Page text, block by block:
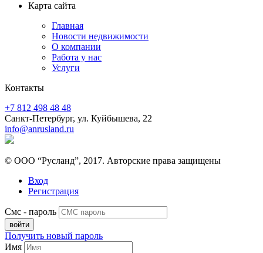
Карта сайта
Главная
Новости недвижимости
О компании
Работа у нас
Услуги
Контакты
+7 812 498 48 48
Санкт-Петербург, ул. Куйбышева, 22
info@anrusland.ru
© ООО “Русланд”, 2017. Авторские права защищены
Вход
Регистрация
Смс - пароль
Получить новый пароль
Имя